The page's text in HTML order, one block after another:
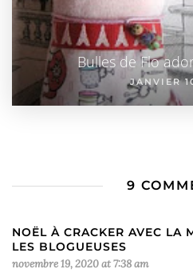
Bulles de Flo
JANVIER
9
NOËL À CRACKER AVEC LA
LES BLOGUEUSES
novembre 19, 2020 at 7:38 am